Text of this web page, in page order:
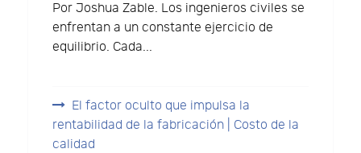
Por Joshua Zable. Los ingenieros civiles se
enfrentan a un constante ejercicio de
equilibrio. Cada...
El factor oculto que impulsa la
rentabilidad de la fabricación | Costo de la
calidad